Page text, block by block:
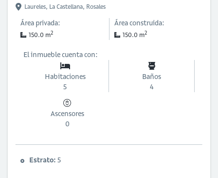
Laureles, La Castellana, Rosales
Área privada:
150.0 m2
Área construida:
150.0 m2
El inmueble cuenta con:
Habitaciones
5
Baños
4
Ascensores
0
Estrato: 5